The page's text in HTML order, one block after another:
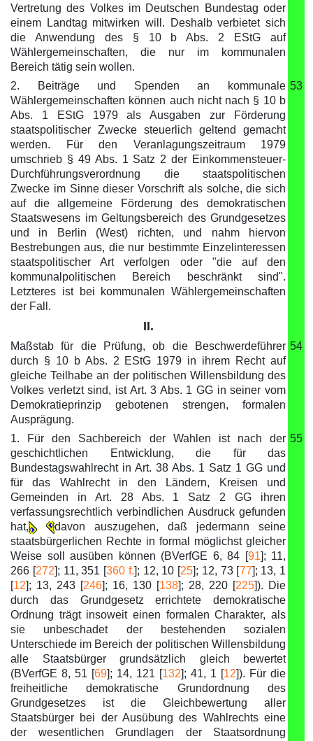
Vertretung des Volkes im Deutschen Bundestag oder
einem Landtag mitwirken will. Deshalb verbietet sich
die Anwendung des § 10 b Abs. 2 EStG auf
Wählergemeinschaften, die nur im kommunalen
Bereich tätig sein wollen.
2. Beiträge und Spenden an kommunale
Wählergemeinschaften können auch nicht nach § 10 b
Abs. 1 EStG 1979 als Ausgaben zur Förderung
staatspolitischer Zwecke steuerlich geltend gemacht
werden. Für den Veranlagungszeitraum 1979
umschrieb § 49 Abs. 1 Satz 2 der Einkommensteuer-
Durchführungsverordnung die staatspolitischen
Zwecke im Sinne dieser Vorschrift als solche, die sich
auf die allgemeine Förderung des demokratischen
Staatswesens im Geltungsbereich des Grundgesetzes
und in Berlin (West) richten, und nahm hiervon
Bestrebungen aus, die nur bestimmte Einzelinteressen
staatspolitischer Art verfolgen oder "die auf den
kommunalpolitischen Bereich beschränkt sind".
Letzteres ist bei kommunalen Wählergemeinschaften
der Fall.
53
II.
Maßstab für die Prüfung, ob die Beschwerdeführer
durch § 10 b Abs. 2 EStG 1979 in ihrem Recht auf
gleiche Teilhabe an der politischen Willensbildung des
Volkes verletzt sind, ist Art. 3 Abs. 1 GG in seiner vom
Demokratieprinzip gebotenen strengen, formalen
Ausprägung.
54
1. Für den Sachbereich der Wahlen ist nach der
geschichtlichen Entwicklung, die für das
Bundestagswahlrecht in Art. 38 Abs. 1 Satz 1 GG und
für das Wahlrecht in den Ländern, Kreisen und
Gemeinden in Art. 28 Abs. 1 Satz 2 GG ihren
verfassungsrechtlich verbindlichen Ausdruck gefunden
hat,
davon auszugehen, daß jedermann seine
staatsbürgerlichen Rechte in formal möglichst gleicher
Weise soll ausüben können (BVerfGE 6, 84 [91]; 11,
266 [272]; 11, 351 [360 f.]; 12, 10 [25]; 12, 73 [77]; 13, 1
[12]; 13, 243 [246]; 16, 130 [138]; 28, 220 [225]). Die
durch das Grundgesetz errichtete demokratische
Ordnung trägt insoweit einen formalen Charakter, als
sie unbeschadet der bestehenden sozialen
Unterschiede im Bereich der politischen Willensbildung
alle Staatsbürger grundsätzlich gleich bewertet
(BVerfGE 8, 51 [69]; 14, 121 [132]; 41, 1 [12]). Für die
freiheitliche demokratische Grundordnung des
Grundgesetzes ist die Gleichbewertung aller
Staatsbürger bei der Ausübung des Wahlrechts eine
der wesentlichen Grundlagen der Staatsordnung
55